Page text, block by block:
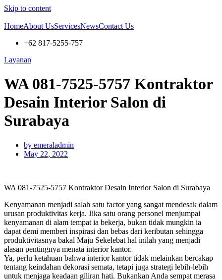
Skip to content
HomeAbout UsServicesNewsContact Us
+62 817-5255-757
Layanan
WA 081-7525-5757 Kontraktor
Desain Interior Salon di
Surabaya
by emeraladmin
May 22, 2022
WA 081-7525-5757 Kontraktor Desain Interior Salon di Surabaya
Kenyamanan menjadi salah satu factor yang sangat mendesak dalam
urusan produktivitas kerja. Jika satu orang personel menjumpai
kenyamanan di alam tempat ia bekerja, bukan tidak mungkin ia
dapat demi memberi inspirasi dan bebas dari keributan sehingga
produktivitasnya bakal Maju Sekelebat hal inilah yang menjadi
alasan pentingnya menata interior kantor.
Ya, perlu ketahuan bahwa interior kantor tidak melainkan bercakap
tentang keindahan dekorasi semata, tetapi juga strategi lebih-lebih
untuk menjaga keadaan giliran hati. Bukankan Anda sempat merasa